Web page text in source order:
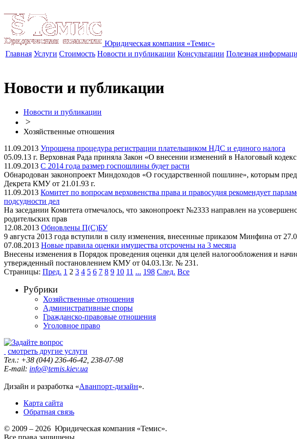
Юридическая компания «Темис»
Главная Услуги Стоимость Новости и публикации Консультации Полезная
Новости и публикации
Новости и публикации
>
Хозяйственные отношения
11.09.2013 Упрощена процедура регистрации плательщиком НДС и единого налога
05.09.13 г. Верховная Рада приняла Закон «О внесении изменений в Налоговый
11.09.2013 С 2014 года размер госпошлины будет расти
Обнародован законопроект Миндоходов «О государственной пошлине», которым
Декрета КМУ от 21.01.93 г.
11.09.2013 Комитет по вопросам верховенства права и правосудия рекомендует
подсудности дел
На заседании Комитета отмечалось, что законопроект №2333 направлен на
родительских прав
12.08.2013 Обновлены П(С)БУ
9 августа 2013 года вступили в силу изменения, внесенные приказом Минфина от
07.08.2013 Новые правила оценки имущества отсрочены на 3 месяца
Внесены изменения в Порядок проведения оценки для целей налогообложения и
утвержденный постановлением КМУ от 04.03.13г. № 231.
Страницы: Пред. 1 2 3 4 5 6 7 8 9 10 11 ... 198 След. Все
Рубрики
Хозяйственные отношения
Административные споры
Гражданско-правовые отношения
Уголовное право
смотреть другие услуги
Тел.: +38 (044) 236-46-42, 238-07-98
E-mail: info@temis.kiev.ua
Дизайн и разработка «Аванпорт-дизайн».
Карта сайта
Обратная связь
© 2009 – 2026 Юридическая компания «Темис».
Все права защищены.